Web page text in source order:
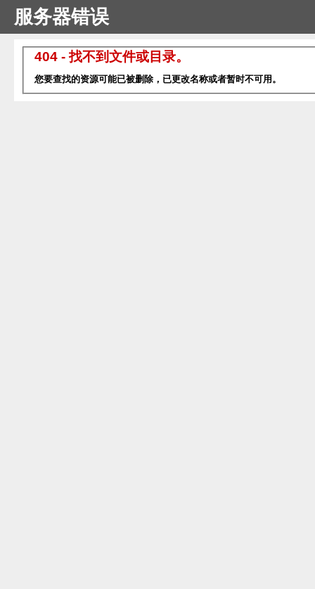
服务器错误
404 - 找不到文件或目录。
您要查找的资源可能已被删除，已更改名称或者暂时不可用。